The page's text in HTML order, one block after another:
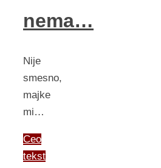
nema…
Nije
smesno,
majke
mi…
Ceo
tekst